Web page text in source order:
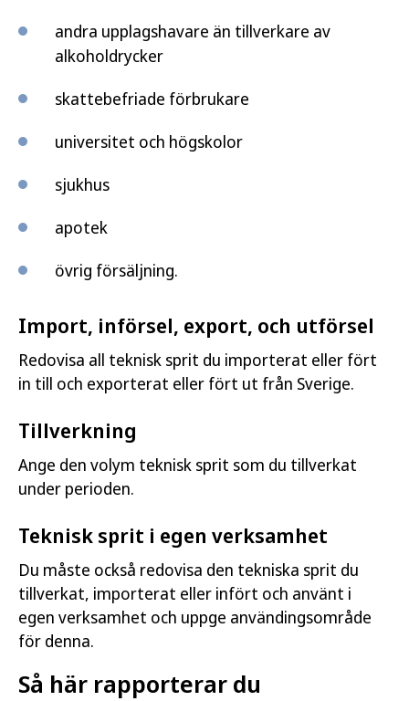
andra upplagshavare än tillverkare av
alkoholdrycker
skattebefriade förbrukare
universitet och högskolor
sjukhus
apotek
övrig försäljning.
Import, införsel, export, och utförsel
Redovisa all teknisk sprit du importerat eller fört
in till och exporterat eller fört ut från Sverige.
Tillverkning
Ange den volym teknisk sprit som du tillverkat
under perioden.
Teknisk sprit i egen verksamhet
Du måste också redovisa den tekniska sprit du
tillverkat, importerat eller infört och använt i
egen verksamhet och uppge användingsområde
för denna.
Så här rapporterar du